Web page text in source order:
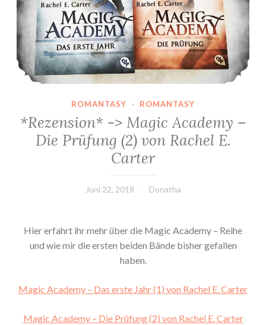
ROMANTASY · ROMANTASY
*Rezension* -> Magic Academy –
Die Prüfung (2) von Rachel E.
Carter
Juni 22, 2018 Donatha
Hier erfahrt ihr mehr über die Magic Academy – Reihe
und wie mir die ersten beiden Bände bisher gefallen
haben.
Magic Academy – Das erste Jahr (1) von Rachel E. Carter
Magic Academy – Die Prüfung (2) von Rachel E. Carter